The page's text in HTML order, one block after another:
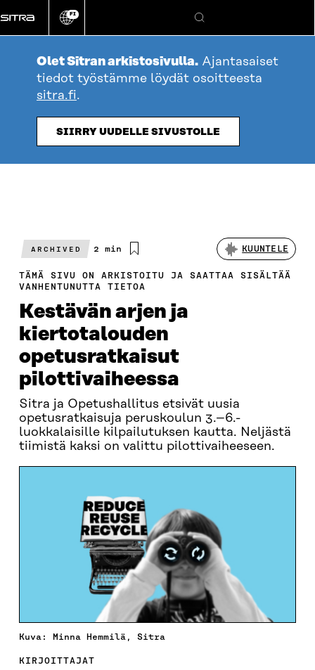
suoraan
sisältöön
Vaihda
kieli
FI
Hae
Olet Sitran arkistosivulla. Ajantasaiset
tiedot työstämme löydät osoitteesta
sitra.fi.
SIIRRY UUDELLE SIVUSTOLLE
ARCHIVED
Arvioitu
2 min KUUNTELE
TÄMÄ SIVU ON ARKISTOITU JA SAATTAA SISÄLTÄÄ
VANHENTUNUTTA TIETOA
Kestävän arjen ja
kiertotalouden
opetusratkaisut
pilottivaiheessa
Sitra ja Opetushallitus etsivät uusia
opetusratkaisuja peruskoulun 3.–6.-
luokkalaisille kilpailutuksen kautta. Neljästä
tiimistä kaksi on valittu pilottivaiheeseen.
Kuva: Minna Hemmilä, Sitra
KIRJOITTAJAT